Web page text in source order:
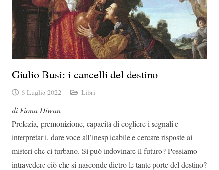
Giulio Busi: i cancelli del destino
6 Luglio 2022 Libri
di Fiona Diwan
Profezia, premonizione, capacità di cogliere i segnali e
interpretarli, dare voce all’inesplicabile e cercare risposte ai
misteri che ci turbano. Si può indovinare il futuro? Possiamo
intravedere ciò che si nasconde dietro le tante porte del destino?